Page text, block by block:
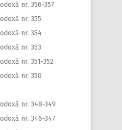
nr. 356-357
nr. 355
nr. 354
nr. 353
nr. 351-352
nr. 350
nr. 348-349
nr. 346-347